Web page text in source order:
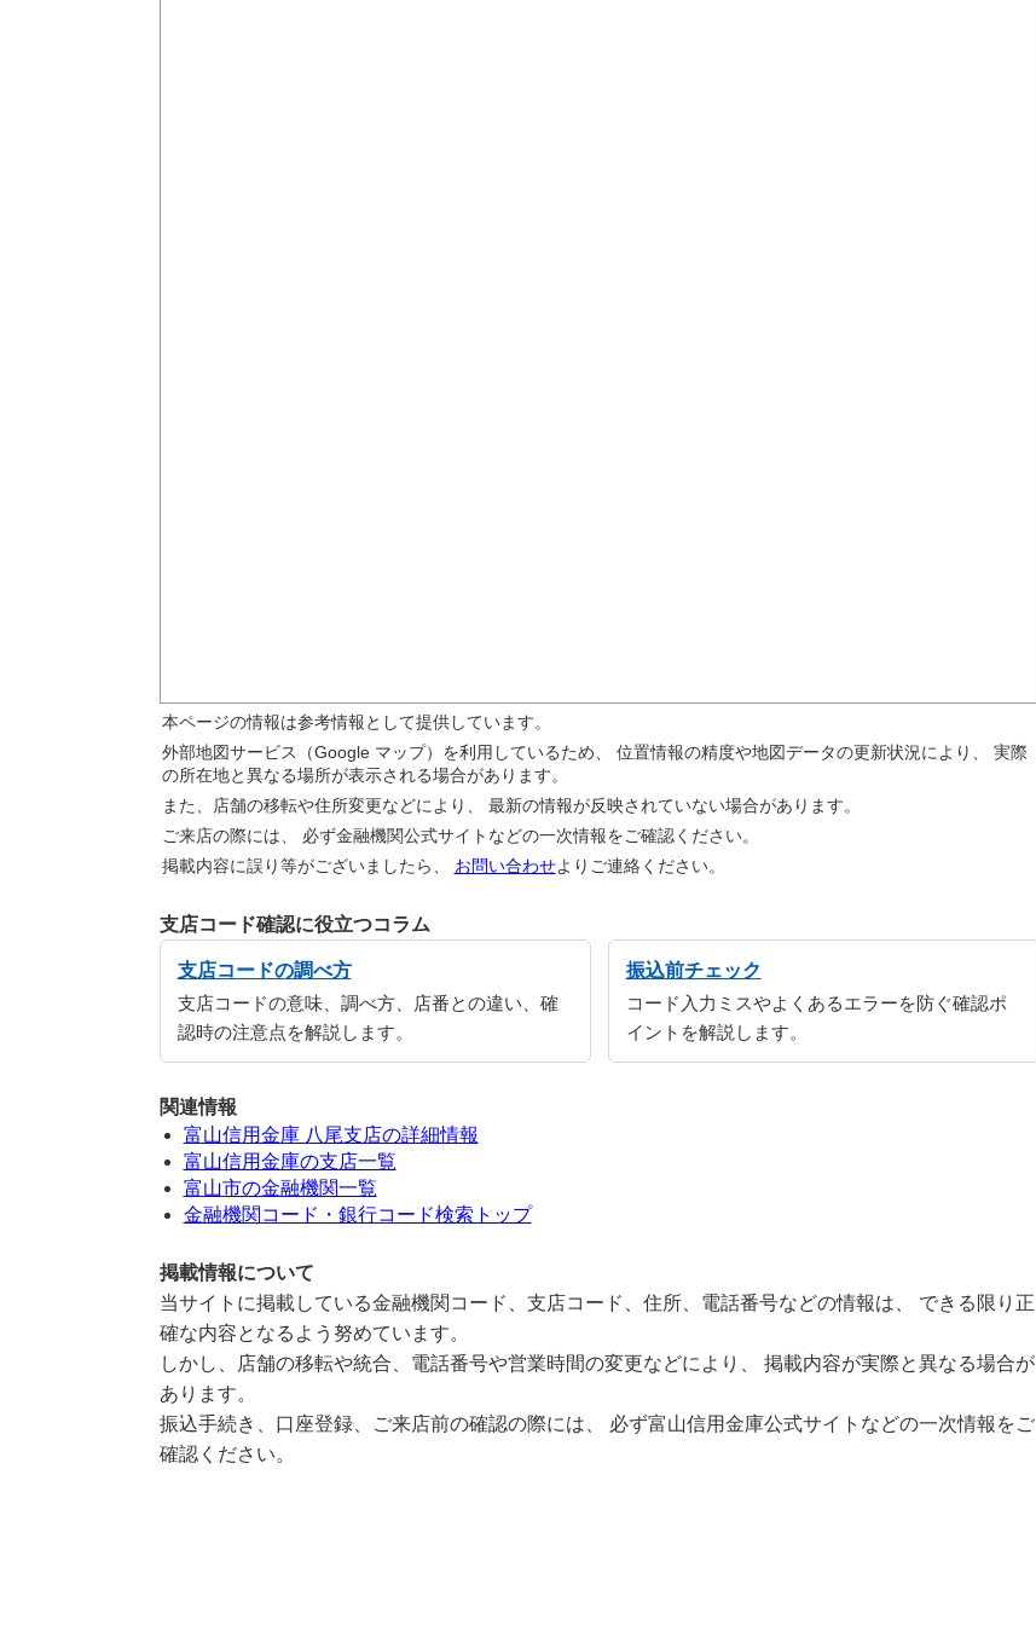
本ページの情報は参考情報として提供しています。
外部地図サービス（Google マップ）を利用しているため、 位置情報の精度や地図データの更新状況により、 実際
の所在地と異なる場所が表示される場合があります。
また、店舗の移転や住所変更などにより、 最新の情報が反映されていない場合があります。
ご来店の際には、 必ず金融機関公式サイトなどの一次情報をご確認ください。
掲載内容に誤り等がございましたら、 お問い合わせよりご連絡ください。
支店コード確認に役立つコラム
支店コードの調べ方
支店コードの意味、調べ方、店番との違い、確
認時の注意点を解説します。
振込前チェック
コード入力ミスやよくあるエラーを防ぐ確認ポ
イントを解説します。
関連情報
富山信用金庫 八尾支店の詳細情報
富山信用金庫の支店一覧
富山市の金融機関一覧
金融機関コード・銀行コード検索トップ
掲載情報について
当サイトに掲載している金融機関コード、支店コード、住所、電話番号などの情報は、 できる限り正
確な内容となるよう努めています。
しかし、店舗の移転や統合、電話番号や営業時間の変更などにより、 掲載内容が実際と異なる場合が
あります。
振込手続き、口座登録、ご来店前の確認の際には、 必ず富山信用金庫公式サイトなどの一次情報をご
確認ください。